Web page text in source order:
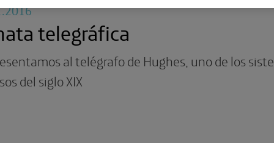
telegráfica
al telégrafo de Hughes, uno de los
del siglo XIX